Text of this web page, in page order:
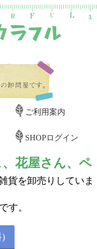
ご利用案内
SHOPログイン
花屋さん、ペ
貨を卸売りしていま
す。
)